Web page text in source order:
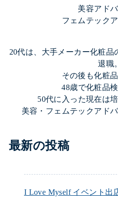
美容アド
フェムテック
20代は、大手メーカー化粧
退職。
その後も化粧
48歳で化粧品
50代に入った現在は
美容・フェムテックアド
最新の投稿
I Love Myself イベント出